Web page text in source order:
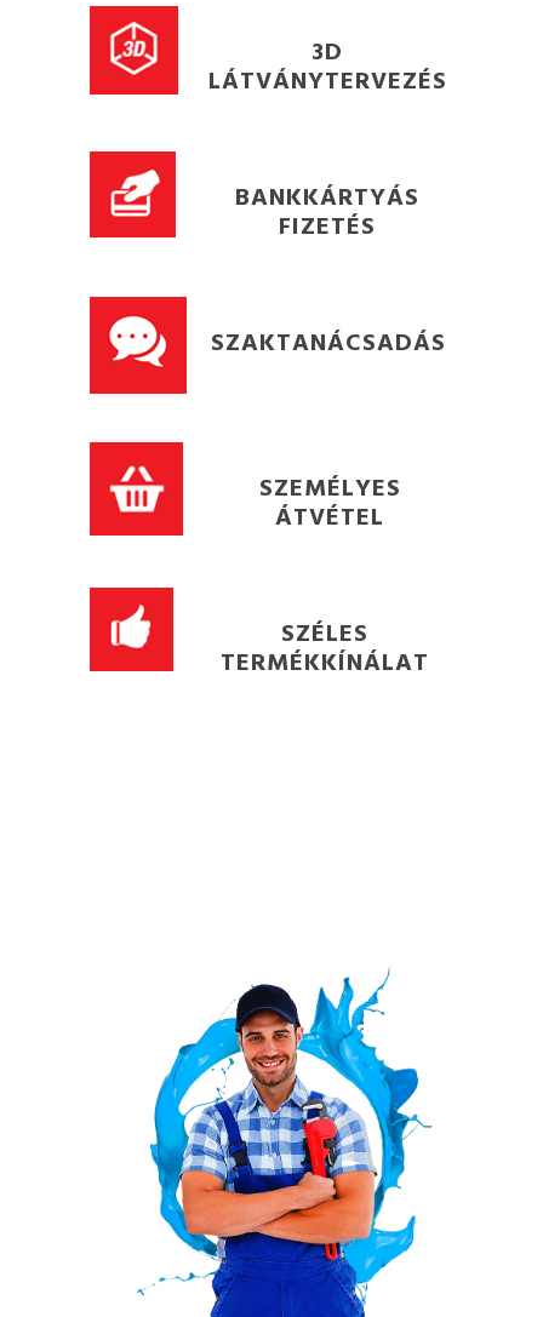
3D
LÁTVÁNYTERVEZÉS
BANKKÁRTYÁS
FIZETÉS
SZAKTANÁCSADÁS
SZEMÉLYES
ÁTVÉTEL
SZÉLES
TERMÉKKÍNÁLAT